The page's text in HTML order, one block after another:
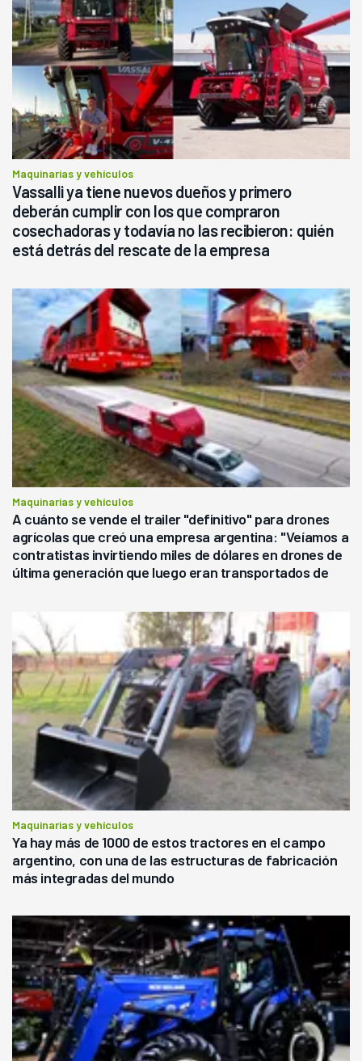
Maquinarias y vehículos
Vassalli ya tiene nuevos dueños y primero
deberán cumplir con los que compraron
cosechadoras y todavía no las recibieron: quién
está detrás del rescate de la empresa
Maquinarias y vehículos
A cuánto se vende el trailer "definitivo" para drones
agrícolas que creó una empresa argentina: "Veíamos a
contratistas invirtiendo miles de dólares en drones de
última generación que luego eran transportados de
Maquinarias y vehículos
Ya hay más de 1000 de estos tractores en el campo
argentino, con una de las estructuras de fabricación
más integradas del mundo